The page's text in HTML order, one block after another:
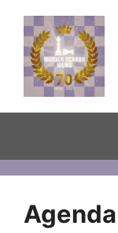
naar
inhoud
Agenda